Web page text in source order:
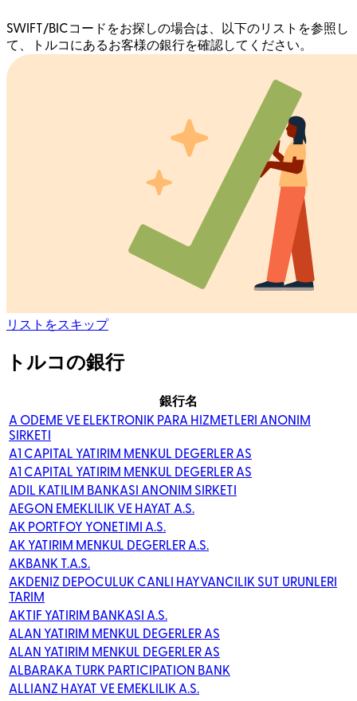
SWIFT/BICコードをお探しの場合は、以下のリストを参照し
て、トルコにあるお客様の銀行を確認してください。
リストをスキップ
トルコの銀行
銀行名
A ODEME VE ELEKTRONIK PARA HIZMETLERI ANONIM
SIRKETI
A1 CAPITAL YATIRIM MENKUL DEGERLER AS
A1 CAPITAL YATIRIM MENKUL DEGERLER AS
ADIL KATILIM BANKASI ANONIM SIRKETI
AEGON EMEKLILIK VE HAYAT A.S.
AK PORTFOY YONETIMI A.S.
AK YATIRIM MENKUL DEGERLER A.S.
AKBANK T.A.S.
AKDENIZ DEPOCULUK CANLI HAYVANCILIK SUT URUNLERI
TARIM
AKTIF YATIRIM BANKASI A.S.
ALAN YATIRIM MENKUL DEGERLER AS
ALAN YATIRIM MENKUL DEGERLER AS
ALBARAKA TURK PARTICIPATION BANK
ALLIANZ HAYAT VE EMEKLILIK A.S.